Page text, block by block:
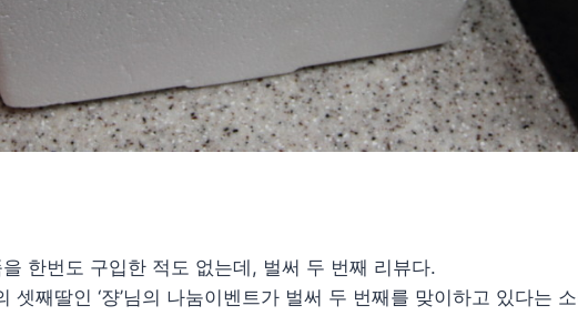
한번도 구입한 적도 없는데, 벌써 두 번째 리뷰다.
셋째딸인 ‘쟝’님의 나눔이벤트가 벌써 두 번째를 맞이하고 있다는